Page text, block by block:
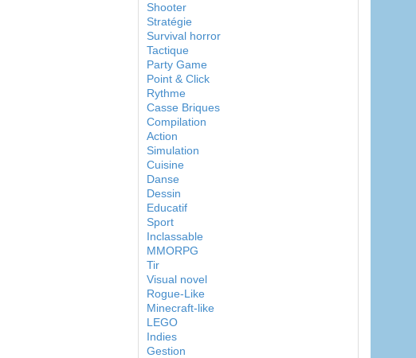
Shooter
Stratégie
Survival horror
Tactique
Party Game
Point & Click
Rythme
Casse Briques
Compilation
Action
Simulation
Cuisine
Danse
Dessin
Educatif
Sport
Inclassable
MMORPG
Tir
Visual novel
Rogue-Like
Minecraft-like
LEGO
Indies
Gestion